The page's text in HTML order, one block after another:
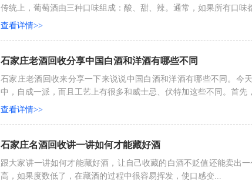
传统上，葡萄酒由三种口味组成：酸、甜、辣。通常，如果所有口味
查看详情>>
石家庄老酒回收分享中国白酒和洋酒有哪些不同
石家庄老酒回收来分享一下来说说中国白酒和洋酒有哪些不同。今
中，自成一派，而且工艺上有很多和威士忌、伏特加这些不同。首先
查看详情>>
石家庄名酒回收讲一讲如何才能藏好酒
跟大家讲一讲如何才能藏好酒，让自己收藏的白酒不贬值还能卖出
高，如果度数低了，在藏酒的过程中很容易挥发，使口感变...